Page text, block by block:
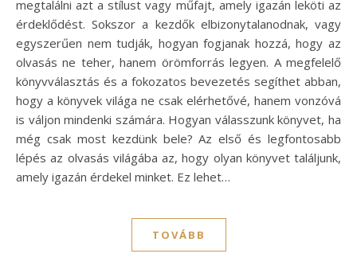
megtalálni azt a stílust vagy műfajt, amely igazán leköti az
érdeklődést. Sokszor a kezdők elbizonytalanodnak, vagy
egyszerűen nem tudják, hogyan fogjanak hozzá, hogy az
olvasás ne teher, hanem örömforrás legyen. A megfelelő
könyvválasztás és a fokozatos bevezetés segíthet abban,
hogy a könyvek világa ne csak elérhetővé, hanem vonzóvá
is váljon mindenki számára. Hogyan válasszunk könyvet, ha
még csak most kezdünk bele? Az első és legfontosabb
lépés az olvasás világába az, hogy olyan könyvet találjunk,
amely igazán érdekel minket. Ez lehet…
TOVÁBB